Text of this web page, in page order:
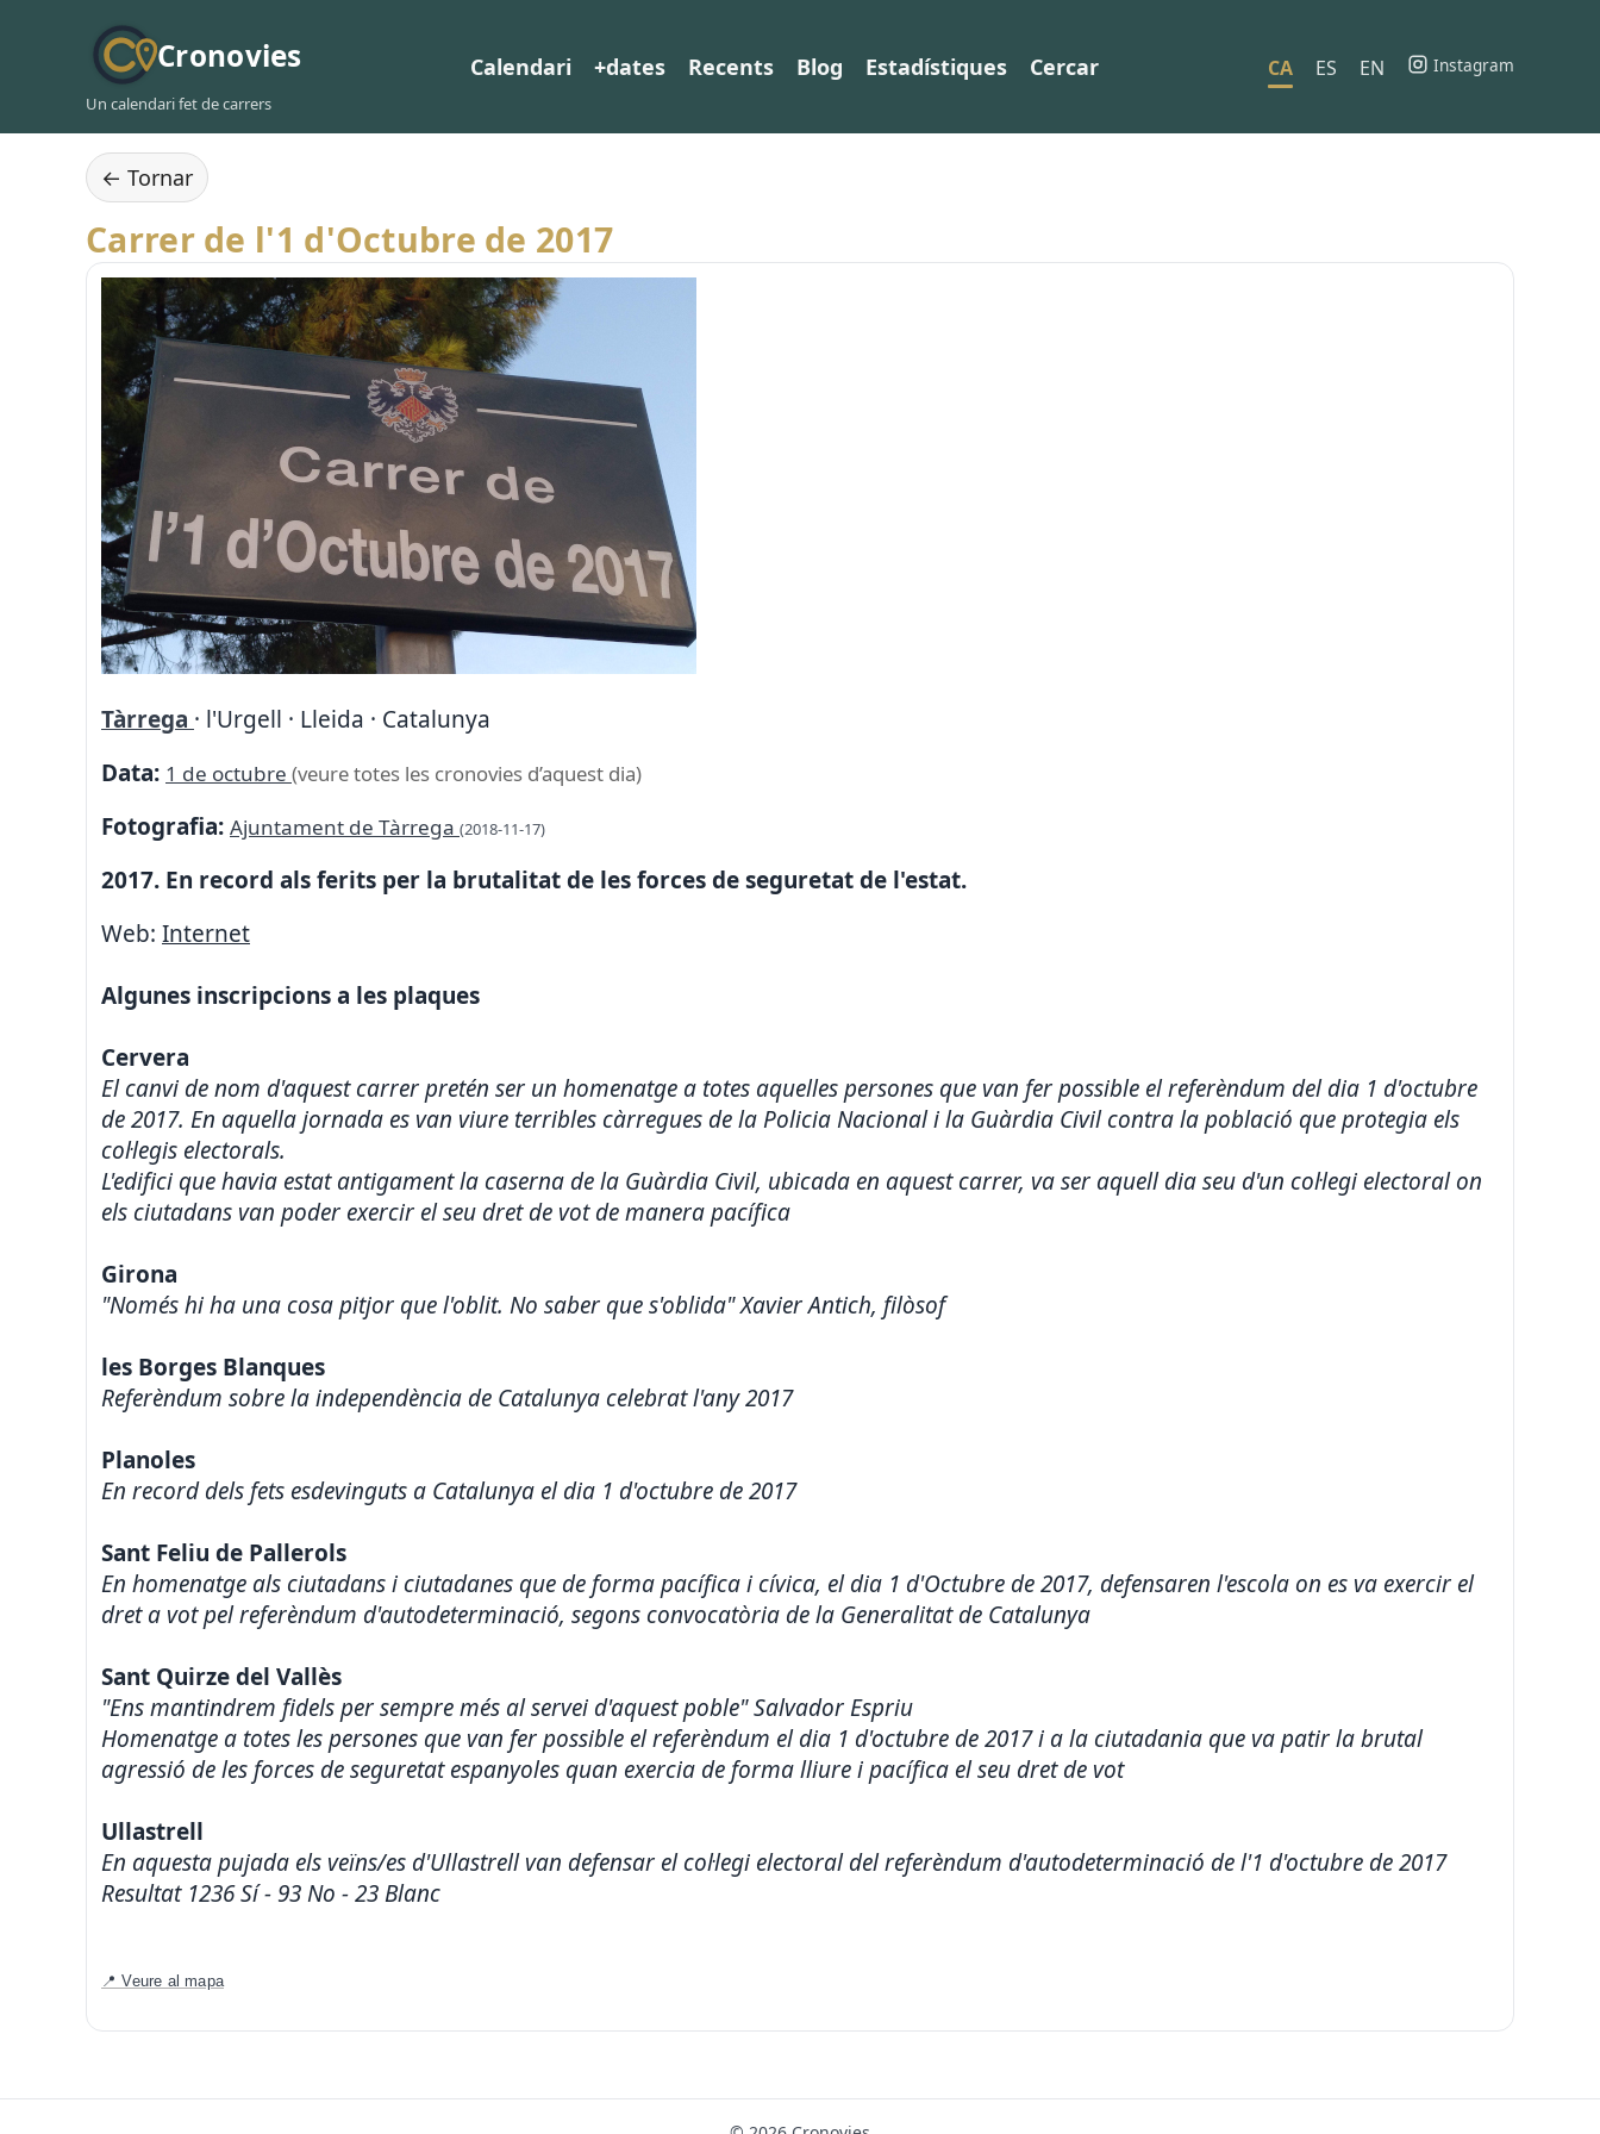
Cronovies
Un calendari fet de carrers
Calendari +dates Recents Blog Estadístiques Cercar CA ES EN Instagram
← Tornar
Carrer de l'1 d'Octubre de 2017
Tàrrega · l'Urgell · Lleida · Catalunya
Data: 1 de octubre (veure totes les cronovies d’aquest dia)
Fotografia: Ajuntament de Tàrrega (2018-11-17)
2017. En record als ferits per la brutalitat de les forces de seguretat de l'estat.
Web: Internet
Algunes inscripcions a les plaques
Cervera
El canvi de nom d'aquest carrer pretén ser un homenatge a totes aquelles persones que van fer possible el referèndum del dia 1 d'octubre
de 2017. En aquella jornada es van viure terribles càrregues de la Policia Nacional i la Guàrdia Civil contra la població que protegia els
col·legis electorals.
L'edifici que havia estat antigament la caserna de la Guàrdia Civil, ubicada en aquest carrer, va ser aquell dia seu d'un col·legi electoral on
els ciutadans van poder exercir el seu dret de vot de manera pacífica
Girona
"Només hi ha una cosa pitjor que l'oblit. No saber que s'oblida" Xavier Antich, filòsof
les Borges Blanques
Referèndum sobre la independència de Catalunya celebrat l'any 2017
Planoles
En record dels fets esdevinguts a Catalunya el dia 1 d'octubre de 2017
Sant Feliu de Pallerols
En homenatge als ciutadans i ciutadanes que de forma pacífica i cívica, el dia 1 d'Octubre de 2017, defensaren l'escola on es va exercir el
dret a vot pel referèndum d'autodeterminació, segons convocatòria de la Generalitat de Catalunya
Sant Quirze del Vallès
"Ens mantindrem fidels per sempre més al servei d'aquest poble" Salvador Espriu
Homenatge a totes les persones que van fer possible el referèndum el dia 1 d'octubre de 2017 i a la ciutadania que va patir la brutal
agressió de les forces de seguretat espanyoles quan exercia de forma lliure i pacífica el seu dret de vot
Ullastrell
En aquesta pujada els veïns/es d'Ullastrell van defensar el col·legi electoral del referèndum d'autodeterminació de l'1 d'octubre de 2017
Resultat 1236 Sí - 93 No - 23 Blanc
📍 Veure al mapa